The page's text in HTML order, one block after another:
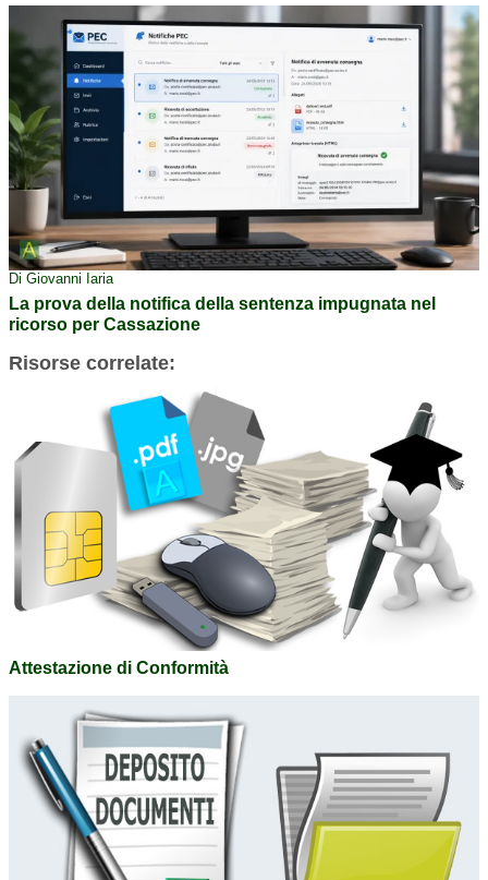
Di Giovanni Iaria
La prova della notifica della sentenza impugnata nel
ricorso per Cassazione
Risorse correlate:
Attestazione di Conformità